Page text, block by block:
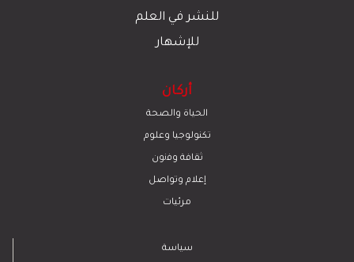
للنشر في العلم
للإشهار
أركان
الحياة والصحة
تكنولوجيا وعلوم
ﺛﻘﺎﻓﺔ وﻓﻧون
إعلام وتواصل
مرئيات
سياسة